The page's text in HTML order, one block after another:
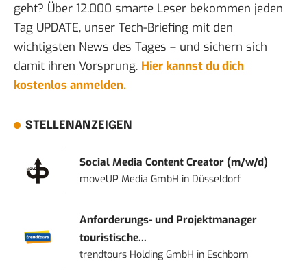
geht? Über 12.000 smarte Leser bekommen jeden
Tag UPDATE, unser Tech-Briefing mit den
wichtigsten News des Tages – und sichern sich
damit ihren Vorsprung. Hier kannst du dich
kostenlos anmelden.
STELLENANZEIGEN
Social Media Content Creator (m/w/d)
moveUP Media GmbH in Düsseldorf
Anforderungs- und Projektmanager
touristische...
trendtours Holding GmbH in Eschborn